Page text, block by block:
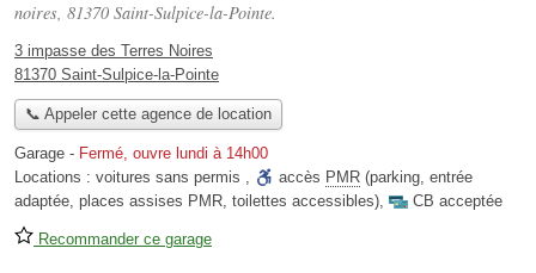
noires, 81370 Saint-Sulpice-la-Pointe.
3 impasse des Terres Noires
81370 Saint-Sulpice-la-Pointe
📞 Appeler cette agence de location
Garage - Fermé, ouvre lundi à 14h00
Locations : voitures sans permis , accès PMR (parking, entrée
adaptée, places assises PMR, toilettes accessibles), CB acceptée
Recommander ce garage